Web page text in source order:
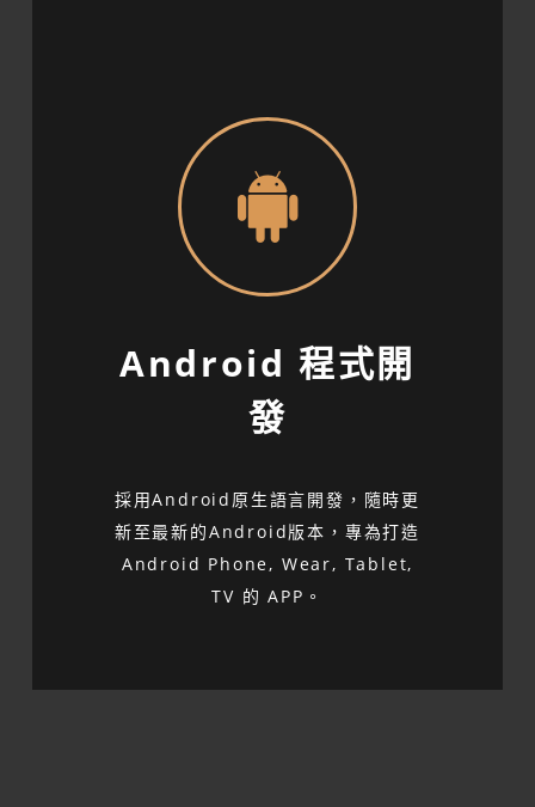
Android 程式開
發
採用Android原生語言開發，隨時更
新至最新的Android版本，專為打造
Android Phone, Wear, Tablet,
TV 的 APP。